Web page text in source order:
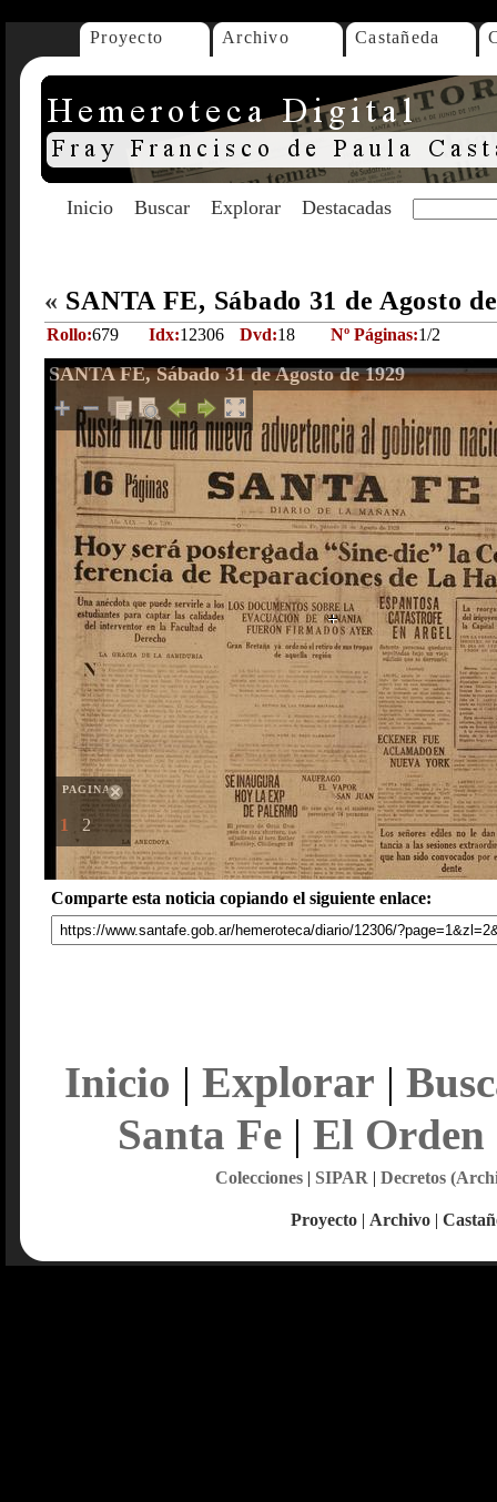
Proyecto Archivo Castañeda
Inicio Buscar Explorar Destacadas
« SANTA FE, Sábado 31 de Agosto
Rollo:679 Idx:12306 Dvd:18 Nº Páginas:1/2
SANTA FE, Sábado 31 de Agosto de 1929
PAGINAS
1 2
Comparte esta noticia copiando el siguiente enlace:
Inicio | Explorar |
Santa Fe| El Orden
Colecciones| SIPAR | Decretos
Proyecto | Archivo |